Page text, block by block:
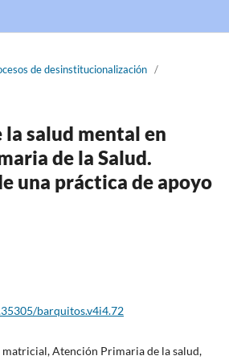
de desinstitucionalización /
salud mental en
de la Salud.
una práctica de apoyo
barquitos.v4i4.72
Atención Primaria de la salud,